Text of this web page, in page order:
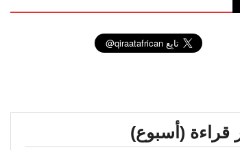
قراءة (أسبوع)